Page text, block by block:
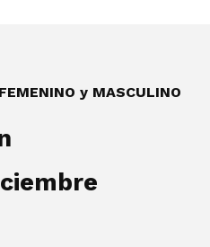
FEMENINO y MASCULINO